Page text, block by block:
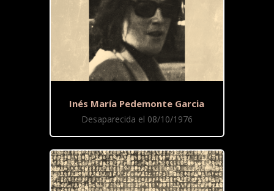
Inés María Pedemonte Garcia
Desaparecida el 08/10/1976